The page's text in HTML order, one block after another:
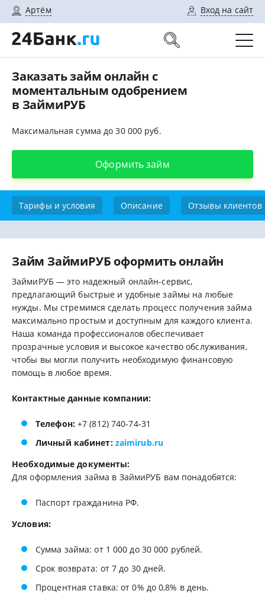
Артём Вход на сайт
Заказать займ онлайн с
моментальным одобрением
в ЗаймиРУБ
Максимальная сумма до 30 000 руб.
Оформить займ
Тарифы и условия Описание Отзывы клиентов
Займ ЗаймиРУБ оформить онлайн
ЗаймиРУБ — это надежный онлайн-сервис,
предлагающий быстрые и удобные займы на любые
нужды. Мы стремимся сделать процесс получения займа
максимально простым и доступным для каждого клиента.
Наша команда профессионалов обеспечивает
прозрачные условия и высокое качество обслуживания,
чтобы вы могли получить необходимую финансовую
помощь в любое время.
Контактные данные компании:
Телефон:+7 (812) 740-74-31
Личный кабинет: zaimirub.ru
Необходимые документы:
Для оформления займа в ЗаймиРУБ вам понадобятся:
Паспорт гражданина РФ.
Условия:
Сумма займа: от 1 000 до 30 000 рублей.
Срок возврата: от 7 до 30 дней.
Процентная ставка: от 0% до 0,8% в день.